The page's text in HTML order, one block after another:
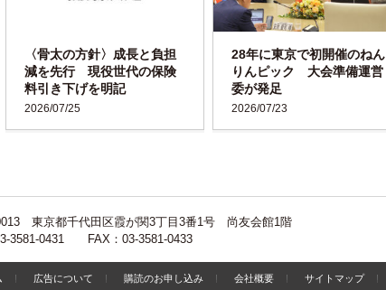
2026/07/25
〈骨太の方針〉成長と負担
減を先行 現役世代の保険
料引き下げを明記
2026/07/23
28年に東京で初開催のねん
りんピック 大会準備運営
委が発足
東京都千代田区霞が関3丁目3番1号 尚友会館1階
3581-0431 FAX：03-3581-0433
広告について 購読のお申し込み 会社概要 サイトマップ